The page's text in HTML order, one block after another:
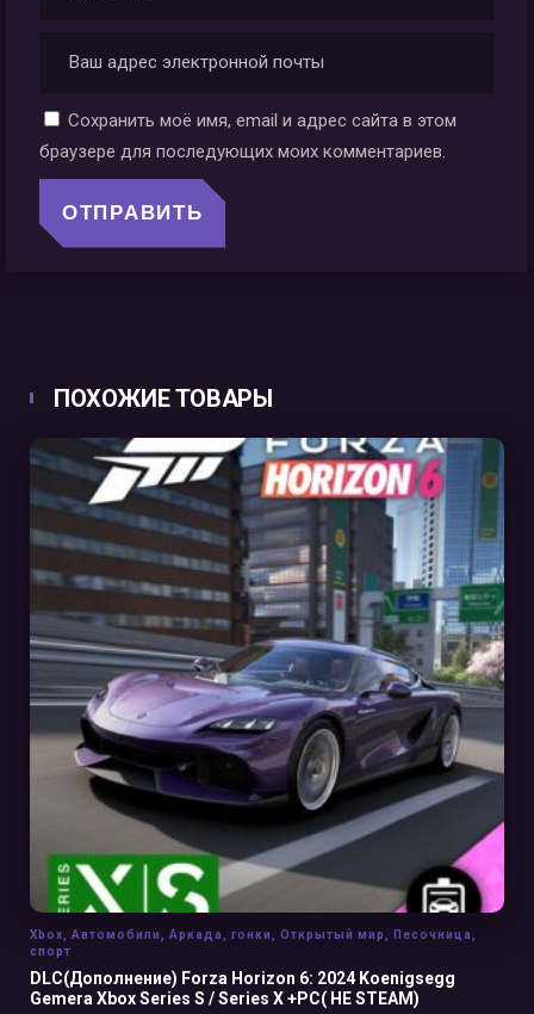
Сохранить моё имя, email и адрес сайта в этом
браузере для последующих моих комментариев.
ПОХОЖИЕ ТОВАРЫ
В КОРЗИНУ
DLC(Дополнение) Forza Horizon 6: 2024 Koenigsegg
Gemera Xbox Series S / Series X +PC( НЕ STEAM)
Xbox Автомобили Аркада гонки Открытый мир Песочница
спорт